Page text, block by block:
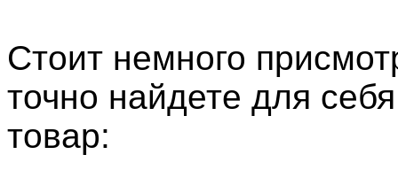
Стоит немного
точно найдете для
товар: